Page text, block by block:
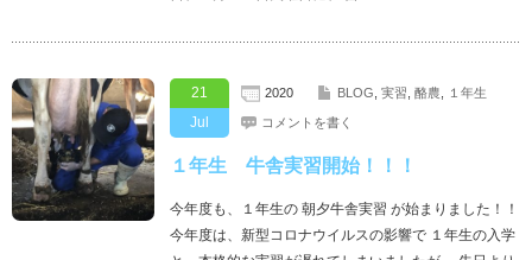
21
Jul
2020 BLOG 実習 酪農 １年生
コメントを書く
１年生 牛舎実習開始！！！
今年度も、１年生の 朝夕牛舎実習 が始まりました！！
今年度は、新型コロナウイルスの影響で １年生の入学